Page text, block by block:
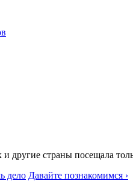
страны посещала
дело Давайте познакомимся ›